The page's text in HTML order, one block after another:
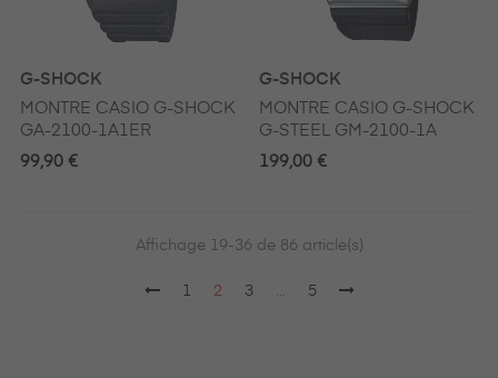
G-SHOCK
MONTRE CASIO G-SHOCK
GA-2100-1A1ER
99,90 €
G-SHOCK
MONTRE CASIO G-SHOCK
G-STEEL GM-2100-1A
199,00 €
Affichage 19-36 de 86 article(s)
1 2 3 … 5